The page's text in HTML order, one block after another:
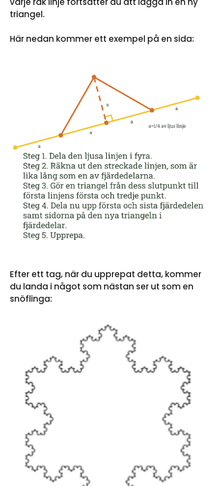
triangel.
Här nedan kommer ett exempel på en sida:
Efter ett tag, när du upprepat detta, kommer
du landa i något som nästan ser ut som en
snöflinga: